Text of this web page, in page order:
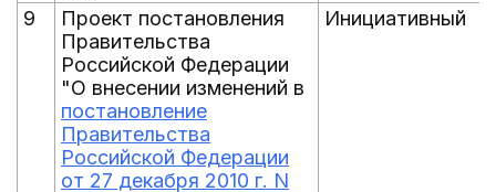
9
Проект постановления
Правительства
Российской Федерации
"О внесении изменений в
постановление
Правительства
Российской Федерации
от 27 декабря 2010 г. N
Инициативный